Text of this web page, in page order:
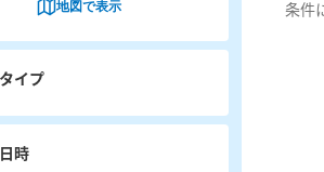
条件
地図で表示
イプ
時